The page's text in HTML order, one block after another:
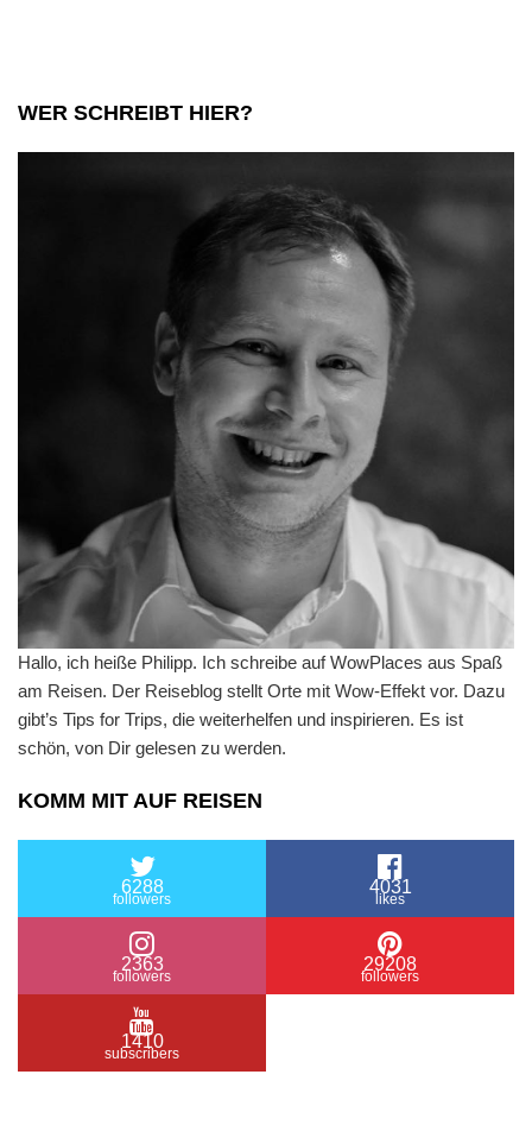
WER SCHREIBT HIER?
Hallo, ich heiße Philipp. Ich schreibe auf WowPlaces aus Spaß
am Reisen. Der Reiseblog stellt Orte mit Wow-Effekt vor. Dazu
gibt’s Tips for Trips, die weiterhelfen und inspirieren. Es ist
schön, von Dir gelesen zu werden.
KOMM MIT AUF REISEN
6288
followers
4031
likes
2363
followers
29208
followers
1410
subscribers